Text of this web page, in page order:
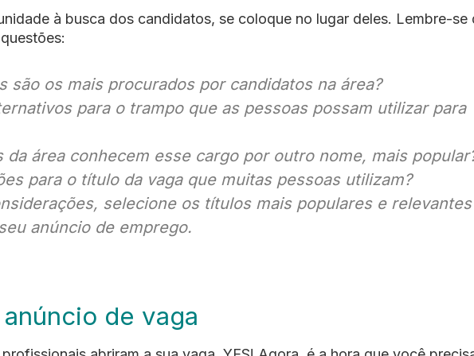
à busca dos candidatos, se coloque no lugar deles. Lembre-se
são os mais procurados por candidatos na área?
para o trampo que as pessoas possam utilizar para
da área conhecem esse cargo por outro nome, mais
para o título da vaga que muitas pessoas utilizam?
selecione os títulos mais populares e relevantes
anúncio de emprego.
de vaga